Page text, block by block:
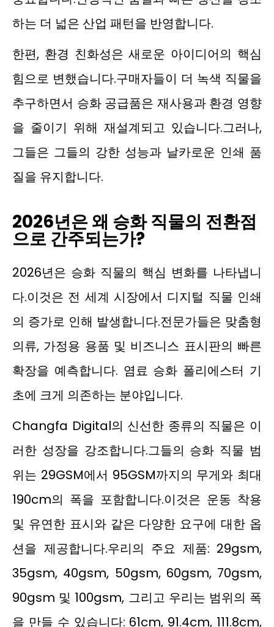
하는 더 넓은 산업 패턴을 반영합니다.
한편, 환경 친화성은 새로운 아이디어의 핵심
힘으로 변했습니다.구매자들이 더 녹색 직물을
추구하면서 승화 공급품은 재사용과 환경 영향
을 줄이기 위해 재설계되고 있습니다.그러나,
그들은 그들의 강한 성능과 날카로운 인쇄 품
질을 유지합니다.
2026년은 왜 승화 직물의 전환점
으로 간주되는가?
2026년은 승화 직물의 핵심 변화를 나타냅니
다.이것은 전 세계 시장에서 디지털 직물 인쇄
의 증가로 인해 발생합니다.전문가들은 맞춤형
의류, 가정용 용품 및 비즈니스 표시판의 빠른
확장을 예측합니다. 염료 승화 폴리에스터 기
초에 크게 의존하는 분야입니다.
Changfa Digital의 신선한 종류의 직물은 이
러한 성장을 강조합니다.그들의 승화 직물 범
위는 29GSM에서 95GSM까지의 무게와 최대
190cm의 폭을 포함합니다.이것은 운동 착용
및 유연한 표시와 같은 다양한 요구에 대한 옵
션을 제공합니다.우리의 주요 제품: 29gsm,
35gsm, 40gsm, 50gsm, 60gsm, 70gsm,
90gsm 및 100gsm, 그리고 우리는 범위의 폭
을 만들 수 있습니다: 61cm, 91.4cm, 111.8cm,